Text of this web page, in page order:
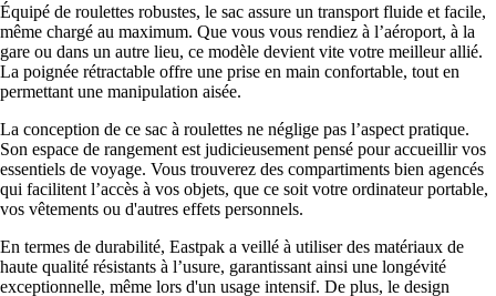
Équipé de roulettes robustes, le sac assure un transport fluide et facile,
même chargé au maximum. Que vous vous rendiez à l’aéroport, à la
gare ou dans un autre lieu, ce modèle devient vite votre meilleur allié.
La poignée rétractable offre une prise en main confortable, tout en
permettant une manipulation aisée.
La conception de ce sac à roulettes ne néglige pas l’aspect pratique.
Son espace de rangement est judicieusement pensé pour accueillir vos
essentiels de voyage. Vous trouverez des compartiments bien agencés
qui facilitent l’accès à vos objets, que ce soit votre ordinateur portable,
vos vêtements ou d'autres effets personnels.
En termes de durabilité, Eastpak a veillé à utiliser des matériaux de
haute qualité résistants à l’usure, garantissant ainsi une longévité
exceptionnelle, même lors d'un usage intensif. De plus, le design